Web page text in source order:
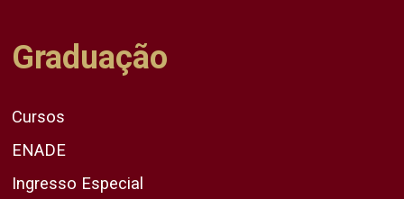
Graduação
Cursos
ENADE
Ingresso Especial